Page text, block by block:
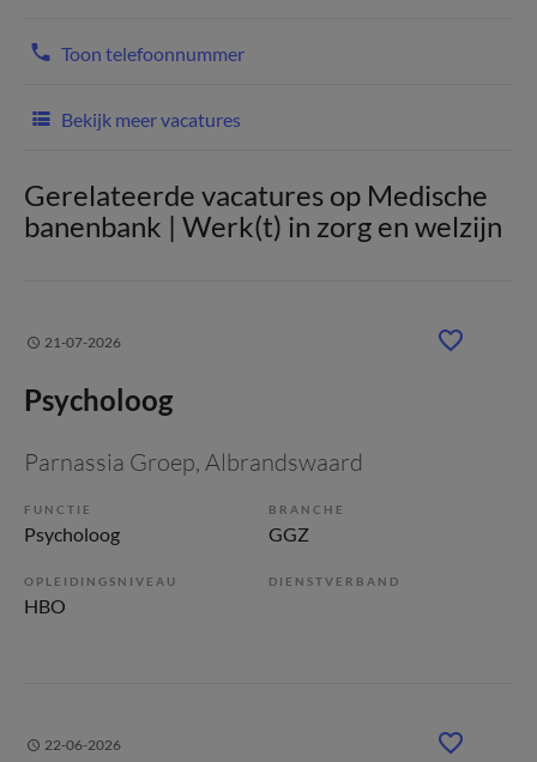
Toon telefoonnummer
Bekijk meer vacatures
Gerelateerde vacatures op Medische
banenbank | Werk(t) in zorg en welzijn
21-07-2026
Psycholoog
Parnassia Groep, Albrandswaard
FUNCTIE
Psycholoog
BRANCHE
GGZ
OPLEIDINGSNIVEAU
HBO
DIENSTVERBAND
22-06-2026